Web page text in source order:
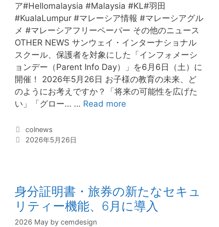
ア#Hellomalaysia #Malaysia #KL#羽田
#KualaLumpur #マレーシア情報 #マレーシアグル
メ #マレーシアフリーペーパー その他のニュース
OTHER NEWS サンウェイ・インターナショナル
スクール、保護者を対象にした「インフォメーシ
ョンデー（Parent Info Day）」を6月6日（土）に
開催！ 2026年5月26日 お子様の教育の未来、ど
のようにお考えですか？「将来の可能性を広げた
い」「グロー… … Read more
ン
タ
ー
C
a
r
s
colnews
T
2026年5月26日
身分証明書・旅券の新たなセキュ
リティー機能、6月に導入
2026 May by cemdesign